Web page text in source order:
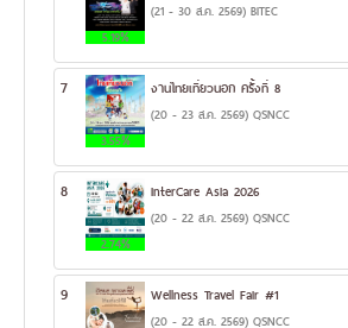
5.19%
(21 - 30 ส.ค. 2569) BITEC
7
3.55%
งานไทยเที่ยวนอก ครั้งที่ 8
(20 - 23 ส.ค. 2569) QSNCC
8
2.74%
InterCare Asia 2026
(20 - 22 ส.ค. 2569) QSNCC
9 Wellness Travel Fair #1
(20 - 22 ส.ค. 2569) QSNCC